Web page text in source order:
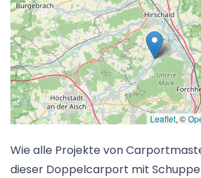
Leaflet, ©
Wie alle Projekte von
dieser Doppelcarport mit